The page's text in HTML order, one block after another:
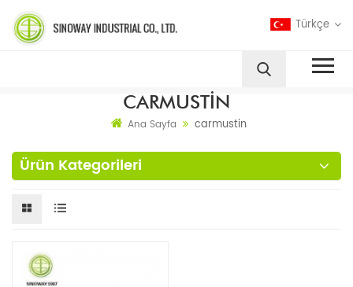
Türkçe
CARMUSTIN
Ana Sayfa carmustin
Ürün Kategorileri